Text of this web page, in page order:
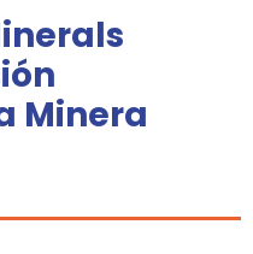
Minera